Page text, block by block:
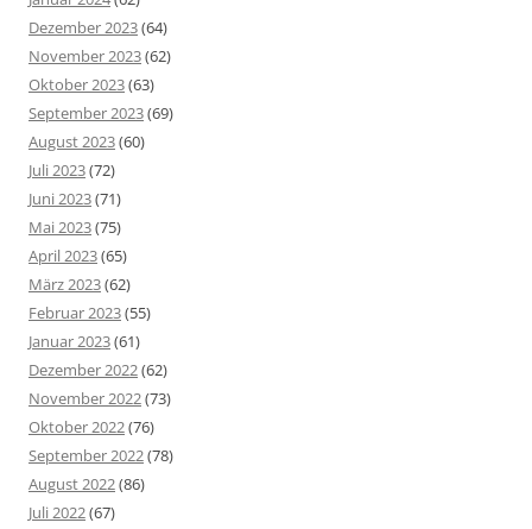
Dezember 2023(64)
November 2023(62)
Oktober 2023(63)
September 2023(69)
August 2023(60)
Juli 2023(72)
Juni 2023(71)
Mai 2023(75)
April 2023(65)
März 2023(62)
Februar 2023(55)
Januar 2023(61)
Dezember 2022(62)
November 2022(73)
Oktober 2022(76)
September 2022(78)
August 2022(86)
Juli 2022(67)